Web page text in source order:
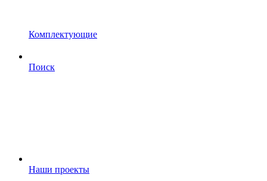
Комплектующие
Поиск
Наши проекты